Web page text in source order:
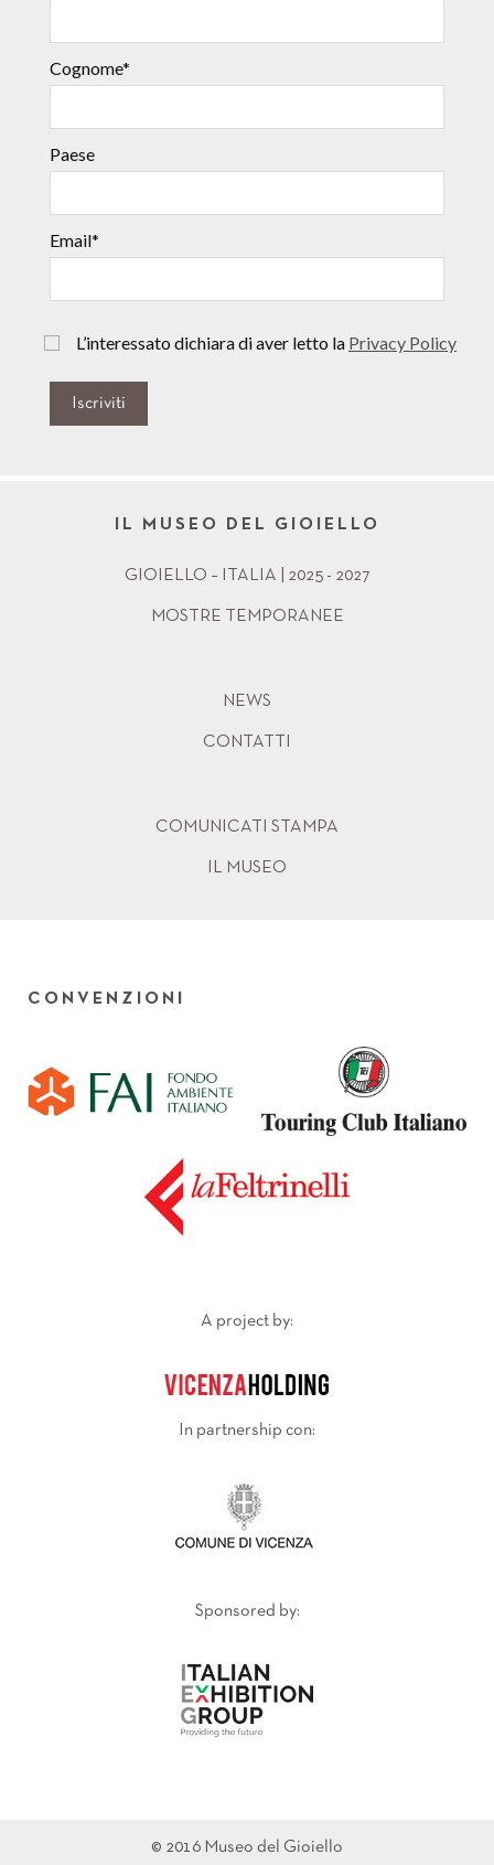
Cognome*
Paese
Email*
L’interessato dichiara di aver letto la Privacy Policy
Iscriviti
IL MUSEO DEL GIOIELLO
GIOIELLO – ITALIA | 2025 - 2027
MOSTRE TEMPORANEE
NEWS
CONTATTI
COMUNICATI STAMPA
IL MUSEO
CONVENZIONI
A project by:
In partnership con:
Sponsored by:
© 2016 Museo del Gioiello